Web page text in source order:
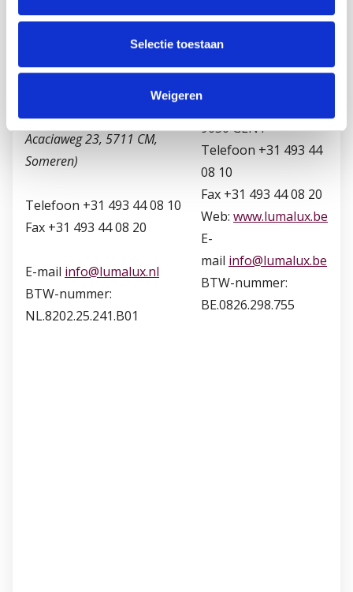
Selectie toestaan
Weigeren
Cipres 6
(adres navigatie:
Acaciaweg 23, 5711 CM,
Someren)
Telefoon +31 493 44 08 10
Fax +31 493 44 08 20
E-mail info@lumalux.nl
BTW-nummer:
NL.8202.25.241.B01
Jean Jaureslaan 39
9050 GENT
Telefoon +31 493 44
08 10
Fax +31 493 44 08 20
Web: www.lumalux.be
E-
mail info@lumalux.be
BTW-nummer:
BE.0826.298.755